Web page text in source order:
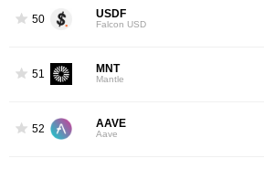
50 USDF
Falcon USD
51 MNT
Mantle
52 AAVE
Aave